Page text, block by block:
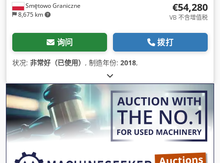
Smętowo Graniczne
8,675 km
€54,280
VB 不含增值税
询问 拨打
状况: 非常好（已使用） , 制造年份: 2018,